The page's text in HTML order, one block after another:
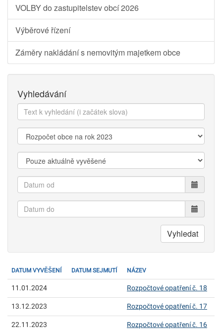
VOLBY do zastupitelstev obcí 2026
Výběrové řízení
Záměry nakládání s nemovitým majetkem obce
Vyhledávání
Text
k
vyhledání:
Kategorie:
Zobrazit:
Datum
od
Datum
do
Vyhledat
DATUM VYVĚŠENÍ DATUM SEJMUTÍ NÁZEV
11.01.2024 Rozpočtové opatření č. 18
13.12.2023 Rozpočtové opatření č. 17
22.11.2023 Rozpočtové opatření č. 16